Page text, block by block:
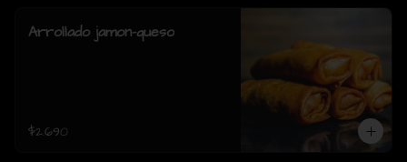
Arrollado jamon-queso
$2.690